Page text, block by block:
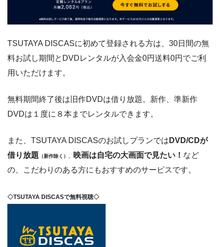
TSUTAYA DISCASに初めて登録される方は、30日間の無
料お試し期間とDVDレンタルが入会金0円送料0円でご利
用いただけます。
無料期間終了後は旧作DVDは借り放題。新作、準新作
DVDは１度に８本までレンタルできます。
また、TSUTAYA DISCASのお試しプランでは DVD/CDが
借り放題 （新作除く） 。 映画は自宅の大画面で見たい！ など
の、こだわりのある方にもおすすめのサービスです。
◇TSUTAYA DISCASで無料視聴◇